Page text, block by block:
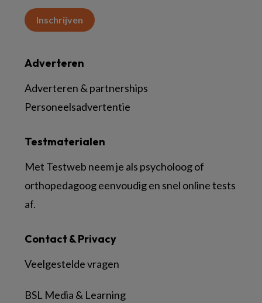
Inschrijven
Contact & Privacy
Veelgestelde vragen
BSL Media & Learning
Testmaterialen
Met Testweb neem je als psycholoog of
orthopedagoog eenvoudig en snel online tests
af.
Adverteren
Adverteren & partnerships
Personeelsadvertentie